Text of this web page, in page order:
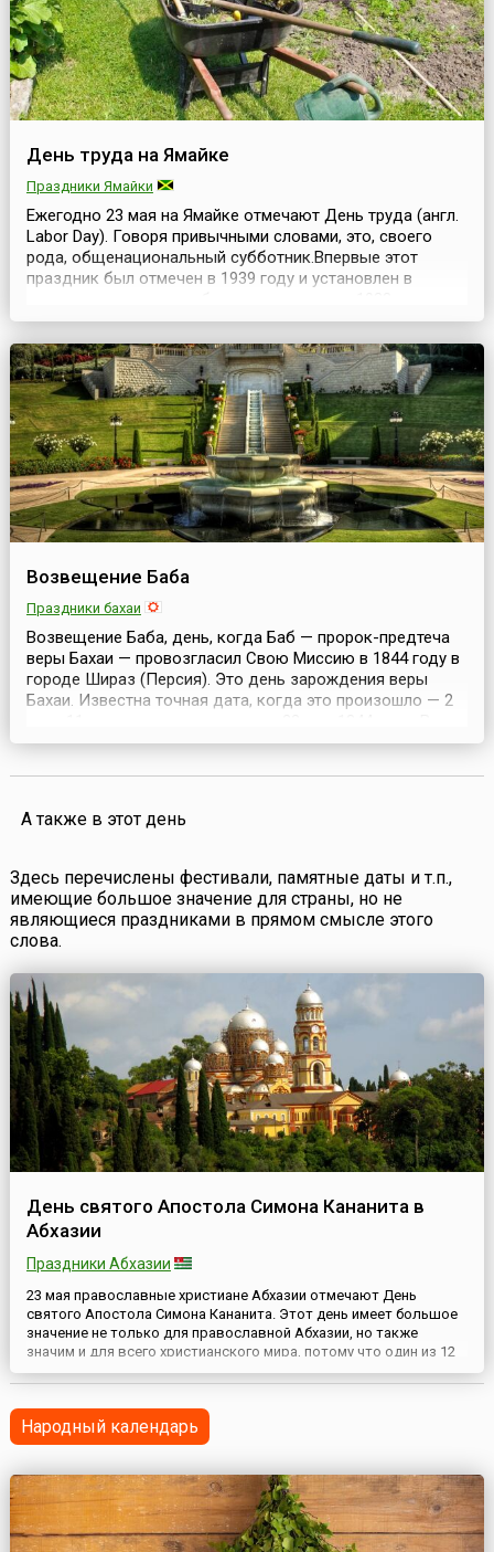
День труда на Ямайке
Праздники Ямайки
Ежегодно 23 мая на Ямайке отмечают День труда (англ.
Labor Day). Говоря привычными словами, это, своего
рода, общенациональный субботник.Впервые этот
праздник был отмечен в 1939 году и установлен в
которое способствовало развитию движения за
независимость Ямайки. Ямайка — остров,
благословленный удивительной красотой. Но время
вкупе с без...
Возвещение Баба
Праздники бахаи
Возвещение Баба, день, когда Баб — пророк-предтеча
веры Бахаи — провозгласил Свою Миссию в 1844 году в
городе Шираз (Персия). Это день зарождения веры
Бахаи. Известна точная дата, когда это произошло — 2
день молодой персидский купец Сийид Али Мухаммад,
А также в этот день
Здесь перечислены фестивали, памятные даты и т.п.,
имеющие большое значение для страны, но не
являющиеся праздниками в прямом смысле этого
слова.
День святого Апостола Симона Кананита в
Абхазии
Праздники Абхазии
23 мая православные христиане Абхазии отмечают День
святого Апостола Симона Кананита. Этот день имеет большое
значение не только для православной Абхазии, но также
значим и для всего христианского мира, потому что один из 12
апостолов Иисуса Христа проповедовал в Абхазии, и здесь
покоятся его мощи. В честь этого святого на месте его
захоронения в Новом Афоне в 9-10 веках был воздвигнут
храм....
Народный календарь